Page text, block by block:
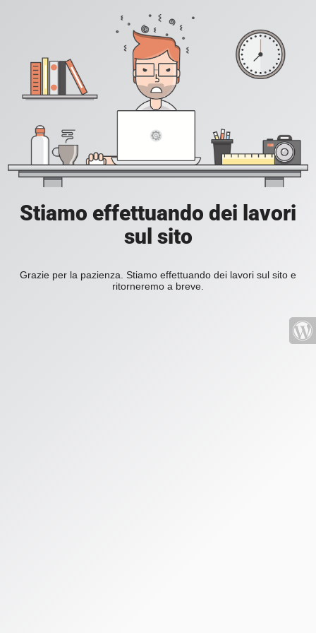
Stiamo effettuando dei lavori
sul sito
Grazie per la pazienza. Stiamo effettuando dei lavori sul sito e
ritorneremo a breve.